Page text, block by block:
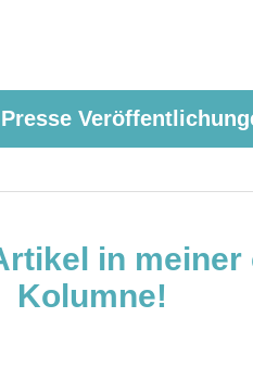
in meiner
Kolumne!